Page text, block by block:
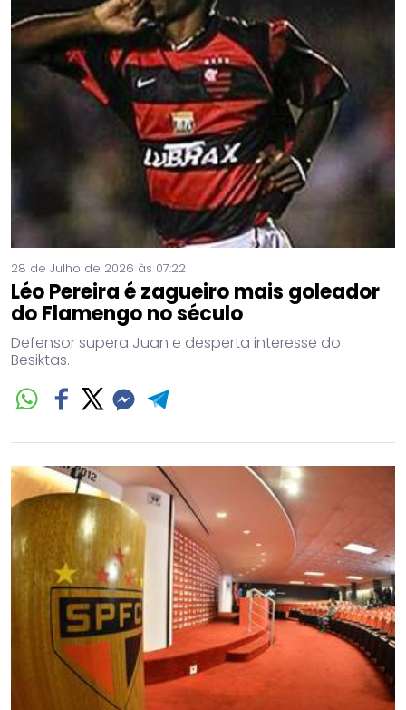
28 de Julho de 2026 às 07:22
Léo Pereira é zagueiro mais goleador
do Flamengo no século
Defensor supera Juan e desperta interesse do
Besiktas.